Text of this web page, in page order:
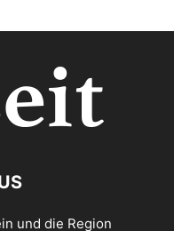
und die Region